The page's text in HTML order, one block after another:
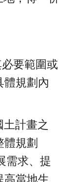
要範圍或
體規劃內
規劃
需求、提
高當地生